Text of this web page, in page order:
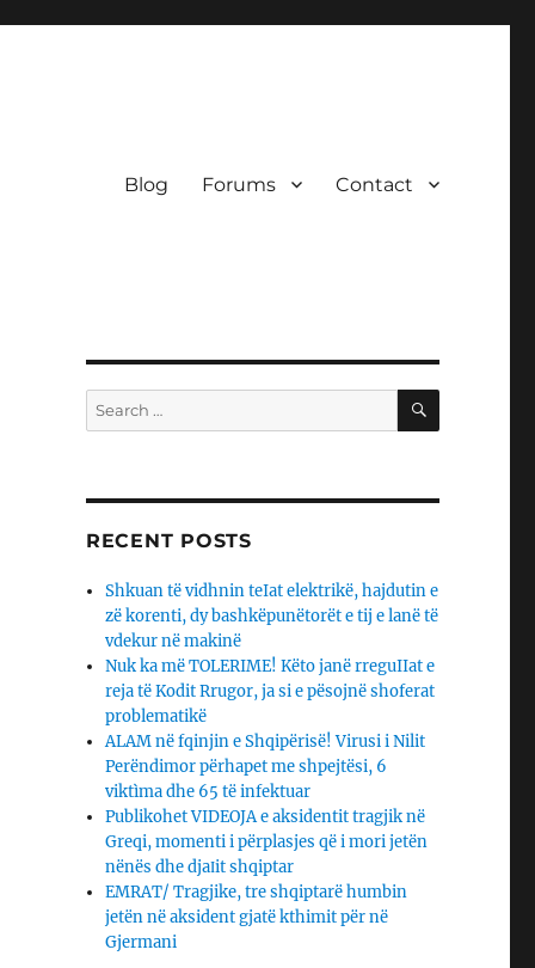
Blog Forums Contact
Search
for:
SEARCH
RECENT POSTS
Shkuan të vidhnin teIat elektrikë, hajdutin e
zë korenti, dy bashkëpunëtorët e tij e lanë të
vdekur në makinë
Nuk ka më TOLERIME! Këto janë rreguIIat e
reja të Kodit Rrugor, ja si e pësojnë shoferat
problematikë
ALAM në fqinjin e Shqipërisë! Virusi i Nilit
Perëndimor përhapet me shpejtësi, 6
viktìma dhe 65 të infektuar
Publikohet VIDEOJA e aksidentit tragjik në
Greqi, momenti i përplasjes që i mori jetën
nënës dhe djaΙit shqiptar
EMRAT/ Tragjike, tre shqiptarë humbin
jetën në aksident gjatë kthimit për në
Gjermani